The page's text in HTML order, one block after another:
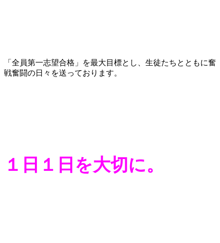
「全員第一志望合格」を最大目標とし、生徒たちとともに奮
戦奮闘の日々を送っております。
１日１日を大切に。